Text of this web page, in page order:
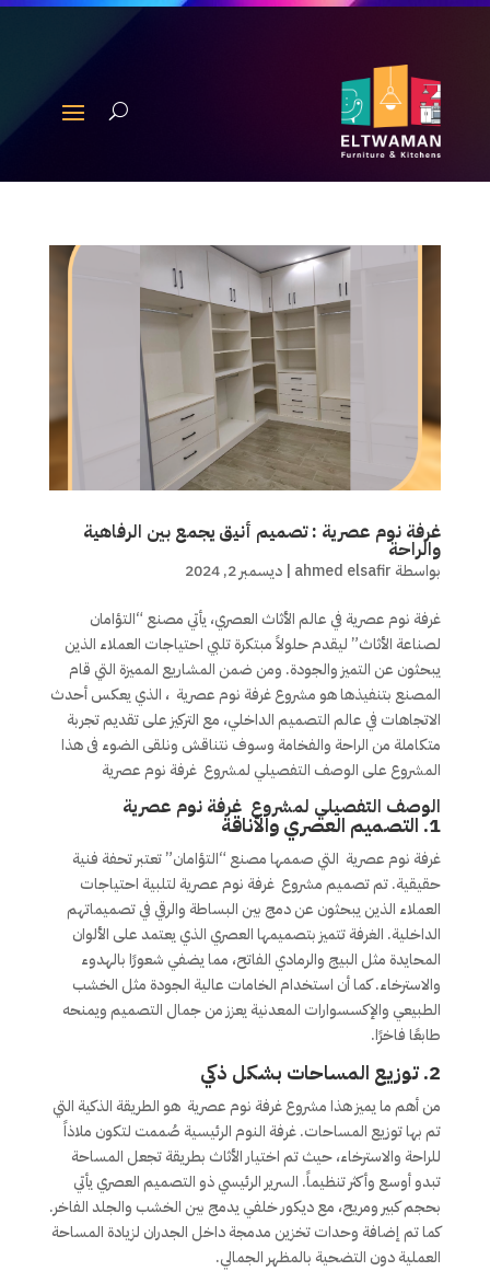
غرفة نوم عصرية : تصميم أنيق يجمع بين الرفاهية
والراحة
بواسطة ahmed elsafir
| ديسمبر 2, 2024
غرفة نوم عصرية في عالم الأثاث العصري، يأتي مصنع “التؤامان
لصناعة الأثاث” ليقدم حلولاً مبتكرة تلبي احتياجات العملاء الذين
يبحثون عن التميز والجودة. ومن ضمن المشاريع المميزة التي قام
المصنع بتنفيذها هو مشروع غرفة نوم عصرية ، الذي يعكس أحدث
الاتجاهات في عالم التصميم الداخلي، مع التركيز على تقديم تجربة
متكاملة من الراحة والفخامة وسوف نتناقش ونلقى الضوء فى هذا
المشروع على الوصف التفصيلي لمشروع غرفة نوم عصرية
الوصف التفصيلي لمشروع غرفة نوم عصرية
1. التصميم العصري والأناقة
غرفة نوم عصرية التي صممها مصنع “التؤامان” تعتبر تحفة فنية
حقيقية. تم تصميم مشروع غرفة نوم عصرية لتلبية احتياجات
العملاء الذين يبحثون عن دمج بين البساطة والرقي في تصميماتهم
الداخلية. الغرفة تتميز بتصميمها العصري الذي يعتمد على الألوان
المحايدة مثل البيج والرمادي الفاتح، مما يضفي شعورًا بالهدوء
والاسترخاء. كما أن استخدام الخامات عالية الجودة مثل الخشب
الطبيعي والإكسسوارات المعدنية يعزز من جمال التصميم ويمنحه
طابعًا فاخرًا.
2. توزيع المساحات بشكل ذكي
من أهم ما يميز هذا مشروع غرفة نوم عصرية هو الطريقة الذكية التي
تم بها توزيع المساحات. غرفة النوم الرئيسية صُممت لتكون ملاذاً
للراحة والاسترخاء، حيث تم اختيار الأثاث بطريقة تجعل المساحة
تبدو أوسع وأكثر تنظيماً. السرير الرئيسي ذو التصميم العصري يأتي
بحجم كبير ومريح، مع ديكور خلفي يدمج بين الخشب والجلد الفاخر.
كما تم إضافة وحدات تخزين مدمجة داخل الجدران لزيادة المساحة
العملية دون التضحية بالمظهر الجمالي.